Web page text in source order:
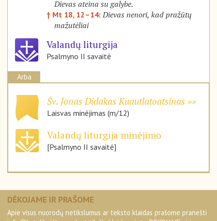
Dievas ateina su galybe.
† Mt 18, 12–14:Dievas nenori, kad pražūtų
mažutėliai
Valandų liturgija
Psalmyno II savaitė
Arba
Šv. Jonas Didakas Kuautlatoatsinas
Laisvas minėjimas (m/12)
Valandų liturgija minėjimo
[Psalmyno II savaitė]
DĖKOJAME IR PRAŠOME
Apie visus nuorodų netikslumus ar teksto klaidas prašome pranešti